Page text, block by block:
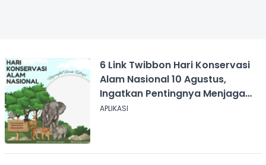
6 Link Twibbon Hari Konservasi
Alam Nasional 10 Agustus,
Ingatkan Pentingnya Menjaga
Alam
APLIKASI